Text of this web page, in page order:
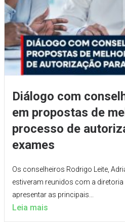
Diálogo com
em propostas de
processo de
exames
Os conselheiros Rodrigo Leite,
estiveram reunidos com a
apresentar as principais...
Leia mais